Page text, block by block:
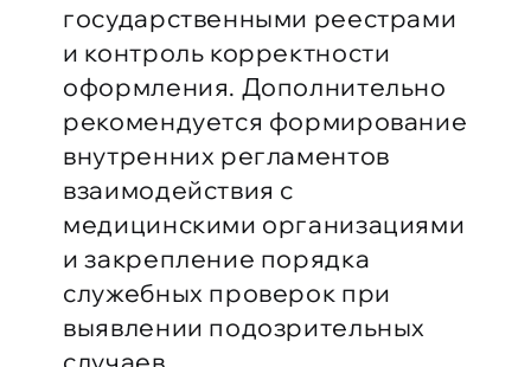
государственными реестрами
и контроль корректности
оформления. Дополнительно
рекомендуется формирование
внутренних регламентов
взаимодействия с
медицинскими организациями
и закрепление порядка
служебных проверок при
выявлении подозрительных
случаев.